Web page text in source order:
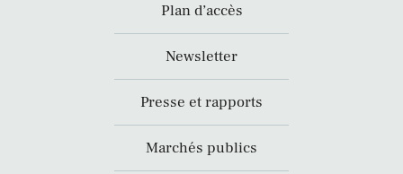
Plan d’accès
Newsletter
Presse et rapports
Marchés publics